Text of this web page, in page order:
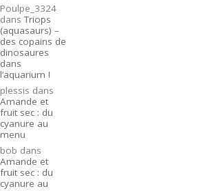
Poulpe_3324
dansTriops
(aquasaurs) –
des copains de
dinosaures
dans
l’aquarium !
plessis dans
Amande et
fruit sec : du
cyanure au
menu
bob dans
Amande et
fruit sec : du
cyanure au